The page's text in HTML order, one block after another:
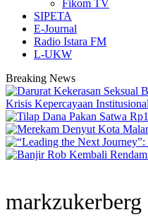
Fikom TV
SIPETA
E-Journal
Radio Istara FM
L-UKW
Breaking News
Krisis Kepercayaan
markzukerberg